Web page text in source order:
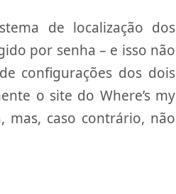
de localização dos
por senha – e isso não
configurações dos dois
o site do Where’s my
mas, caso contrário, não